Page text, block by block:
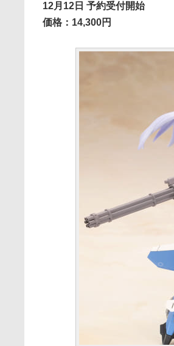
12月12日 予約受付開始
価格：14,300円